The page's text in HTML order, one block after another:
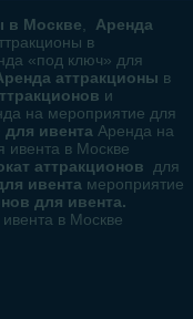
в Москве, Аренда
в
«под ключ» для
аттракционы в
и
на мероприятие для
ивента Аренда на
ивента в Москве
аттракционов для
ивента мероприятие
для ивента.
в Москве